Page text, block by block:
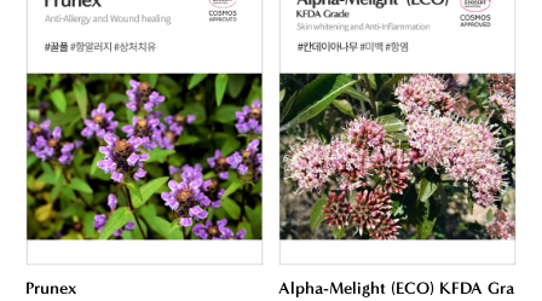
Prunex
Alpha-Melight (ECO) KFDA Gra